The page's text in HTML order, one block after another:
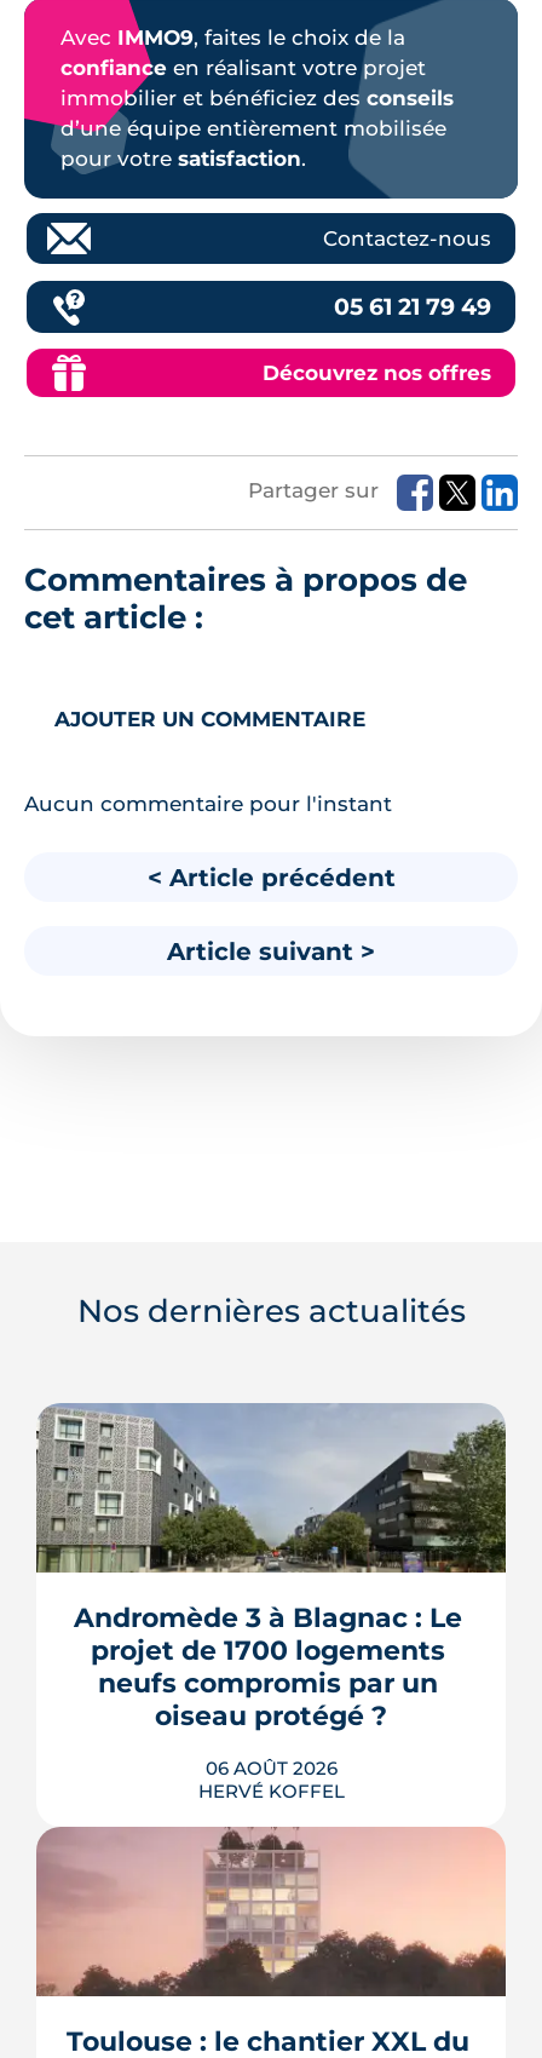
Avec IMMO9, faites le choix de la
confiance en réalisant votre projet
immobilier et bénéficiez des conseils
d’une équipe entièrement mobilisée
pour votre satisfaction.
Contactez-nous
05 61 21 79 49
Découvrez nos offres
Partager sur
Commentaires à propos de
cet article :
AJOUTER UN COMMENTAIRE
Aucun commentaire pour l'instant
< Article précédent
Article suivant >
Nos dernières actualités
Andromède 3 à Blagnac : Le
projet de 1700 logements
neufs compromis par un
oiseau protégé ?
06 AOÛT 2026
HERVÉ KOFFEL
La troisième et dernière phase de
l'écoquartier Andromède doit livrer
près de 1 700 logements à partir de
protégé, la cisticole des joncs, contraint
Toulouse : le chantier XXL du